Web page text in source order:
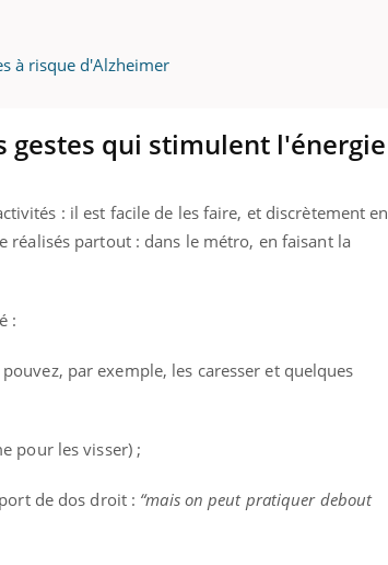
à risque d'Alzheimer
gestes qui stimulent l'énergie
: il est facile de les faire, et discrètement en
réalisés partout : dans le métro, en faisant la
:
par exemple, les caresser et quelques
pour les visser) ;
de dos droit : “mais on peut pratiquer debout